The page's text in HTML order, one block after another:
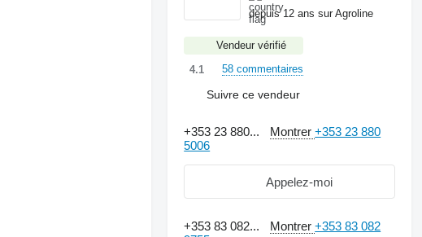
depuis 12 ans sur Agroline
Vendeur vérifié
4.1
58 commentaires
Suivre ce vendeur
+353 23 880... Montrer+353 23 880
5006
Appelez-moi
+353 83 082... Montrer+353 83 082